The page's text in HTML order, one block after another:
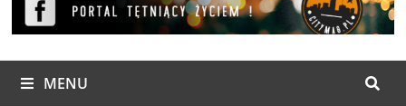
MENU